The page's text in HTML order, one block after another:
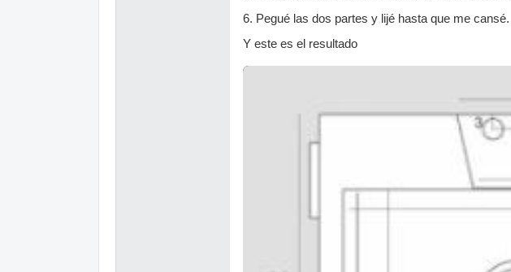
6. Pegué las dos partes y lijé hasta que me
Y este es el resultado